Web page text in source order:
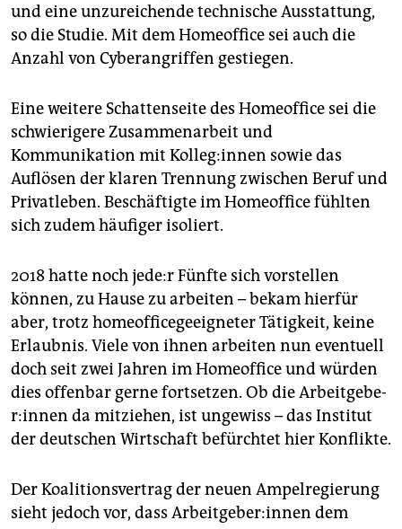
und eine unzureichende technische Ausstattung,
so die Studie. Mit dem Homeoffice sei auch die
Anzahl von Cyberangriffen gestiegen.
Eine weitere Schattenseite des Homeoffice sei die
schwierigere Zusammenarbeit und
Kommunikation mit Kol­le­g:in­nen sowie das
Auflösen der klaren Trennung zwischen Beruf und
Privatleben. Beschäftigte im Homeoffice fühlten
sich zudem häufiger isoliert.
2018 hatte noch je­de:r Fünfte sich vorstellen
können, zu Hause zu arbeiten – bekam hierfür
aber, trotz homeofficegeeigneter Tätigkeit, keine
Erlaubnis. Viele von ihnen arbeiten nun eventuell
doch seit zwei Jahren im Homeoffice und würden
dies offenbar gerne fortsetzen. Ob die Ar­beit­ge­be­
r:in­nen da mitziehen, ist ungewiss – das Institut
der deutschen Wirtschaft befürchtet hier Konflikte.
Der Koalitionsvertrag der neuen Ampelregierung
sieht jedoch vor, dass Ar­beit­ge­be­r:in­nen dem